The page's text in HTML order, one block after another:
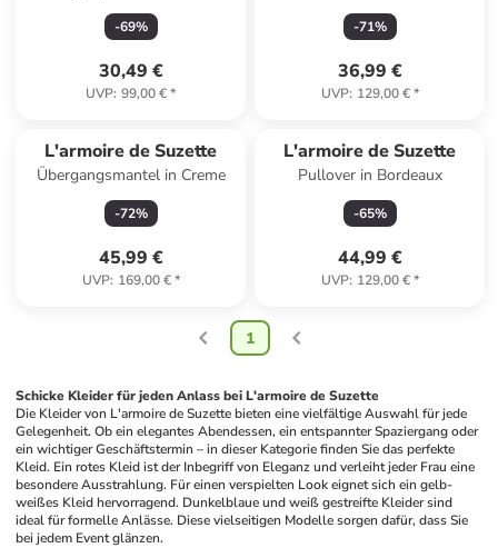
-69%
30,49 €
UVP: 99,00 €*
-71%
36,99 €
UVP: 129,00 €*
L'armoire de Suzette
Übergangsmantel in Creme
-72%
45,99 €
UVP: 169,00 €*
L'armoire de Suzette
Pullover in Bordeaux
-65%
44,99 €
UVP: 129,00 €*
1
Schicke Kleider für jeden Anlass bei L'armoire de Suzette
Die Kleider von L'armoire de Suzette bieten eine vielfältige Auswahl für jede
Gelegenheit. Ob ein elegantes Abendessen, ein entspannter Spaziergang oder
ein wichtiger Geschäftstermin – in dieser Kategorie finden Sie das perfekte
Kleid. Ein rotes Kleid ist der Inbegriff von Eleganz und verleiht jeder Frau eine
besondere Ausstrahlung. Für einen verspielten Look eignet sich ein gelb-
weißes Kleid hervorragend. Dunkelblaue und weiß gestreifte Kleider sind
ideal für formelle Anlässe. Diese vielseitigen Modelle sorgen dafür, dass Sie
bei jedem Event glänzen.